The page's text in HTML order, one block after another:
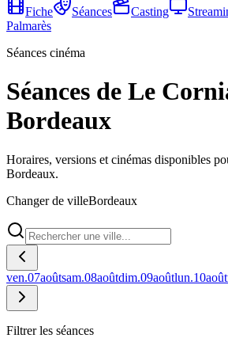
Fiche
Séances Casting
Palmarès
Séances cinéma
Séances de Le
Bordeaux
Horaires, versions et cinémas disponibles
Bordeaux.
Changer de villeBordeaux
ven.07aoûtsam.08aoûtdim.09aoûtlun.10août
Filtrer les séances